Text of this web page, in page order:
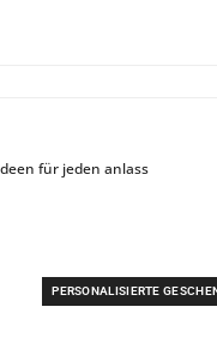
für jeden anlass
PERSONALISIERTE